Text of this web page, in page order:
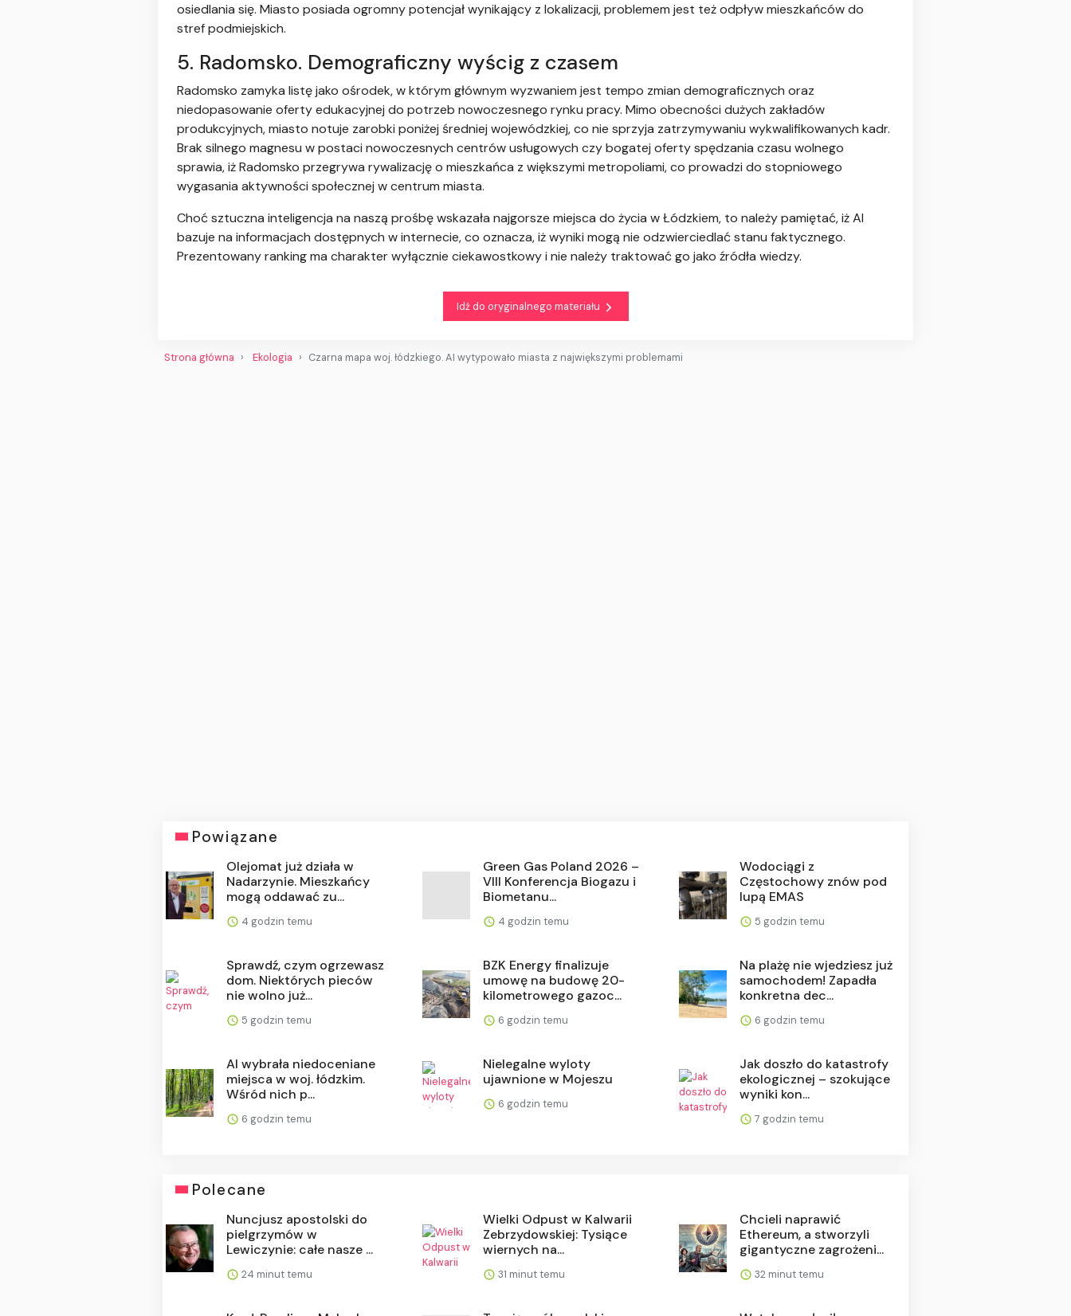
osiedlania się. Miasto posiada ogromny potencjał wynikający z lokalizacji, problemem jest też odpływ mieszkańców do
stref podmiejskich.
5. Radomsko. Demograficzny wyścig z czasem
Radomsko zamyka listę jako ośrodek, w którym głównym wyzwaniem jest tempo zmian demograficznych oraz
niedopasowanie oferty edukacyjnej do potrzeb nowoczesnego rynku pracy. Mimo obecności dużych zakładów
produkcyjnych, miasto notuje zarobki poniżej średniej wojewódzkiej, co nie sprzyja zatrzymywaniu wykwalifikowanych kadr.
Brak silnego magnesu w postaci nowoczesnych centrów usługowych czy bogatej oferty spędzania czasu wolnego
sprawia, iż Radomsko przegrywa rywalizację o mieszkańca z większymi metropoliami, co prowadzi do stopniowego
wygasania aktywności społecznej w centrum miasta.
Choć sztuczna inteligencja na naszą prośbę wskazała najgorsze miejsca do życia w Łódzkiem, to należy pamiętać, iż AI
bazuje na informacjach dostępnych w internecie, co oznacza, iż wyniki mogą nie odzwierciedlać stanu faktycznego.
Prezentowany ranking ma charakter wyłącznie ciekawostkowy i nie należy traktować go jako źródła wiedzy.
Idź do oryginalnego materiału
Strona główna Ekologia Czarna mapa woj. łódzkiego. AI wytypowało miasta z największymi problemami
Powiązane
Olejomat już działa w
Nadarzynie. Mieszkańcy
mogą oddawać zu...
4 godzin temu
Green Gas Poland 2026 –
VIII Konferencja Biogazu i
Biometanu...
4 godzin temu
Wodociągi z
Częstochowy znów pod
lupą EMAS
5 godzin temu
Sprawdź, czym ogrzewasz
dom. Niektórych pieców
nie wolno już...
5 godzin temu
BZK Energy finalizuje
umowę na budowę 20-
kilometrowego gazoc...
6 godzin temu
Na plażę nie wjedziesz już
samochodem! Zapadła
konkretna dec...
6 godzin temu
AI wybrała niedoceniane
miejsca w woj. łódzkim.
Wśród nich p...
6 godzin temu
Nielegalne wyloty
ujawnione w Mojeszu
6 godzin temu
Jak doszło do katastrofy
ekologicznej – szokujące
wyniki kon...
7 godzin temu
Polecane
Nuncjusz apostolski do
pielgrzymów w
Lewiczynie: całe nasze ...
24 minut temu
Wielki Odpust w Kalwarii
Zebrzydowskiej: Tysiące
wiernych na...
31 minut temu
Chcieli naprawić
Ethereum, a stworzyli
gigantyczne zagrożeni...
32 minut temu